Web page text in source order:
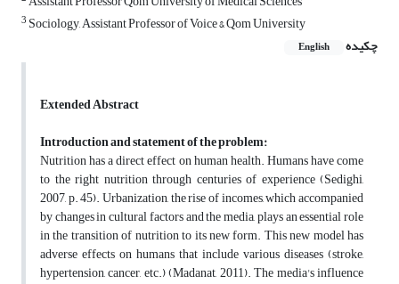
3 Sociology, Assistant Professor of Voice & Qom University
چکیده
English
Extended Abstract
Introduction and statement of the problem:
Nutrition has a direct effect on human health. Humans have come
to the right nutrition through centuries of experience (Sedighi,
2007, p. 45). Urbanization, the rise of incomes, which accompanied
by changes in cultural factors and the media, plays an essential role
in the transition of nutrition to its new form. This new model has
adverse effects on humans that include various diseases (stroke,
hypertension, cancer, etc.) (Madanat, 2011). The media's influence